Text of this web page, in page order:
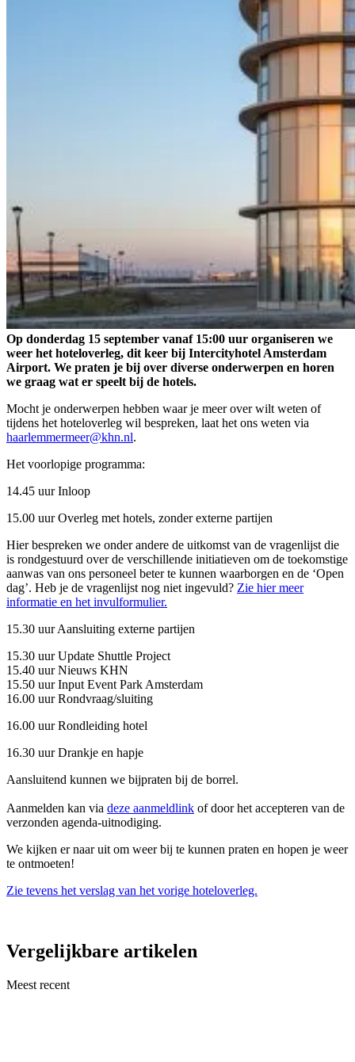
Op donderdag 15 september vanaf 15:00 uur organiseren we
weer het hoteloverleg, dit keer bij Intercityhotel Amsterdam
Airport. We praten je bij over diverse onderwerpen en horen
we graag wat er speelt bij de hotels.
Mocht je onderwerpen hebben waar je meer over wilt weten of
tijdens het hoteloverleg wil bespreken, laat het ons weten via
haarlemmermeer@khn.nl.
Het voorlopige programma:
14.45 uur Inloop
15.00 uur Overleg met hotels, zonder externe partijen
Hier bespreken we onder andere de uitkomst van de vragenlijst die
is rondgestuurd over de verschillende initiatieven om de toekomstige
aanwas van ons personeel beter te kunnen waarborgen en de ‘Open
dag’. Heb je de vragenlijst nog niet ingevuld? Zie hier meer
informatie en het invulformulier.
15.30 uur Aansluiting externe partijen
15.30 uur Update Shuttle Project
15.40 uur Nieuws KHN
15.50 uur Input Event Park Amsterdam
16.00 uur Rondvraag/sluiting
16.00 uur Rondleiding hotel
16.30 uur Drankje en hapje
Aansluitend kunnen we bijpraten bij de borrel.
Aanmelden kan via deze aanmeldlink of door het accepteren van de
verzonden agenda-uitnodiging.
We kijken er naar uit om weer bij te kunnen praten en hopen je weer
te ontmoeten!
Zie tevens het verslag van het vorige hoteloverleg.
Vergelijkbare artikelen
Meest recent